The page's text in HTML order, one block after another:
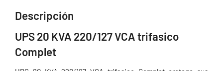
Descripción
UPS 20 KVA 220/127 VCA trifasico
Complet